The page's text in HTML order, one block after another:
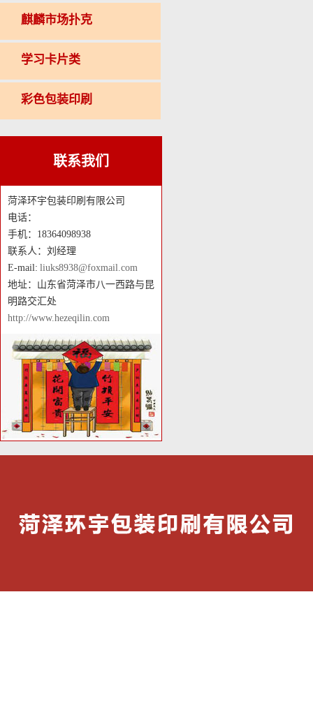
麒麟市场扑克
学习卡片类
彩色包装印刷
联系我们
菏泽环宇包装印刷有限公司
电话：
手机：18364098938
联系人：刘经理
E-mail: liuks8938@foxmail.com
地址：山东省菏泽市八一西路与昆
明路交汇处
http://www.hezeqilin.com